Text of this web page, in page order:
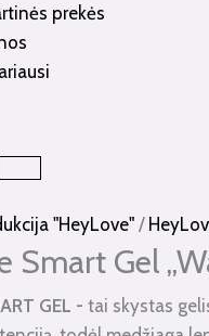
prekės
"HeyLove" /
Smart Gel
GEL - tai skystas